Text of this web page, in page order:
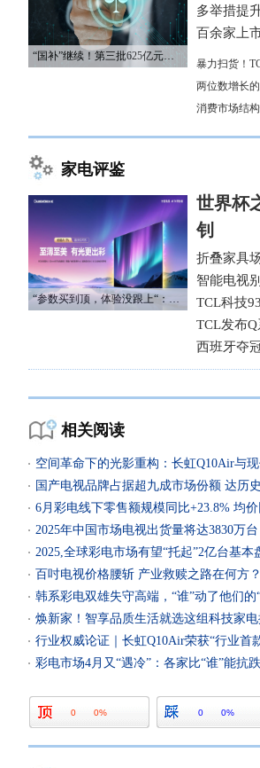
“国补”继续！第三批625亿元资金已下达
多举措提
百余家上
暴力扫货！
两位数增长
消费市场结
家电评鉴
“参数买到顶，体验没跟上“：长虹追光Q70S给高端电视打了个样
世界杯
钊
折叠家具
智能电视
TCL科技
TCL发布
西班牙夺
相关阅读
空间革命下的光影重构：长虹Q10Air与
国产电视品牌占据超九成市场份额 达历
6月彩电线下零售额规模同比+23.8% 均
2025年中国市场电视出货量将达3830万台
2025,全球彩电市场有望“托起”2亿台基本
百吋电视价格腰斩 产业救赎之路在何方？
韩系彩电双雄失守高端，“谁”动了他们的
焕新家！智享品质生活就选这组科技家电
行业权威论证｜长虹Q10Air荣获“行业首
彩电市场4月又“遇冷”：各家比“谁”能抗跌
0 0% 0 0%